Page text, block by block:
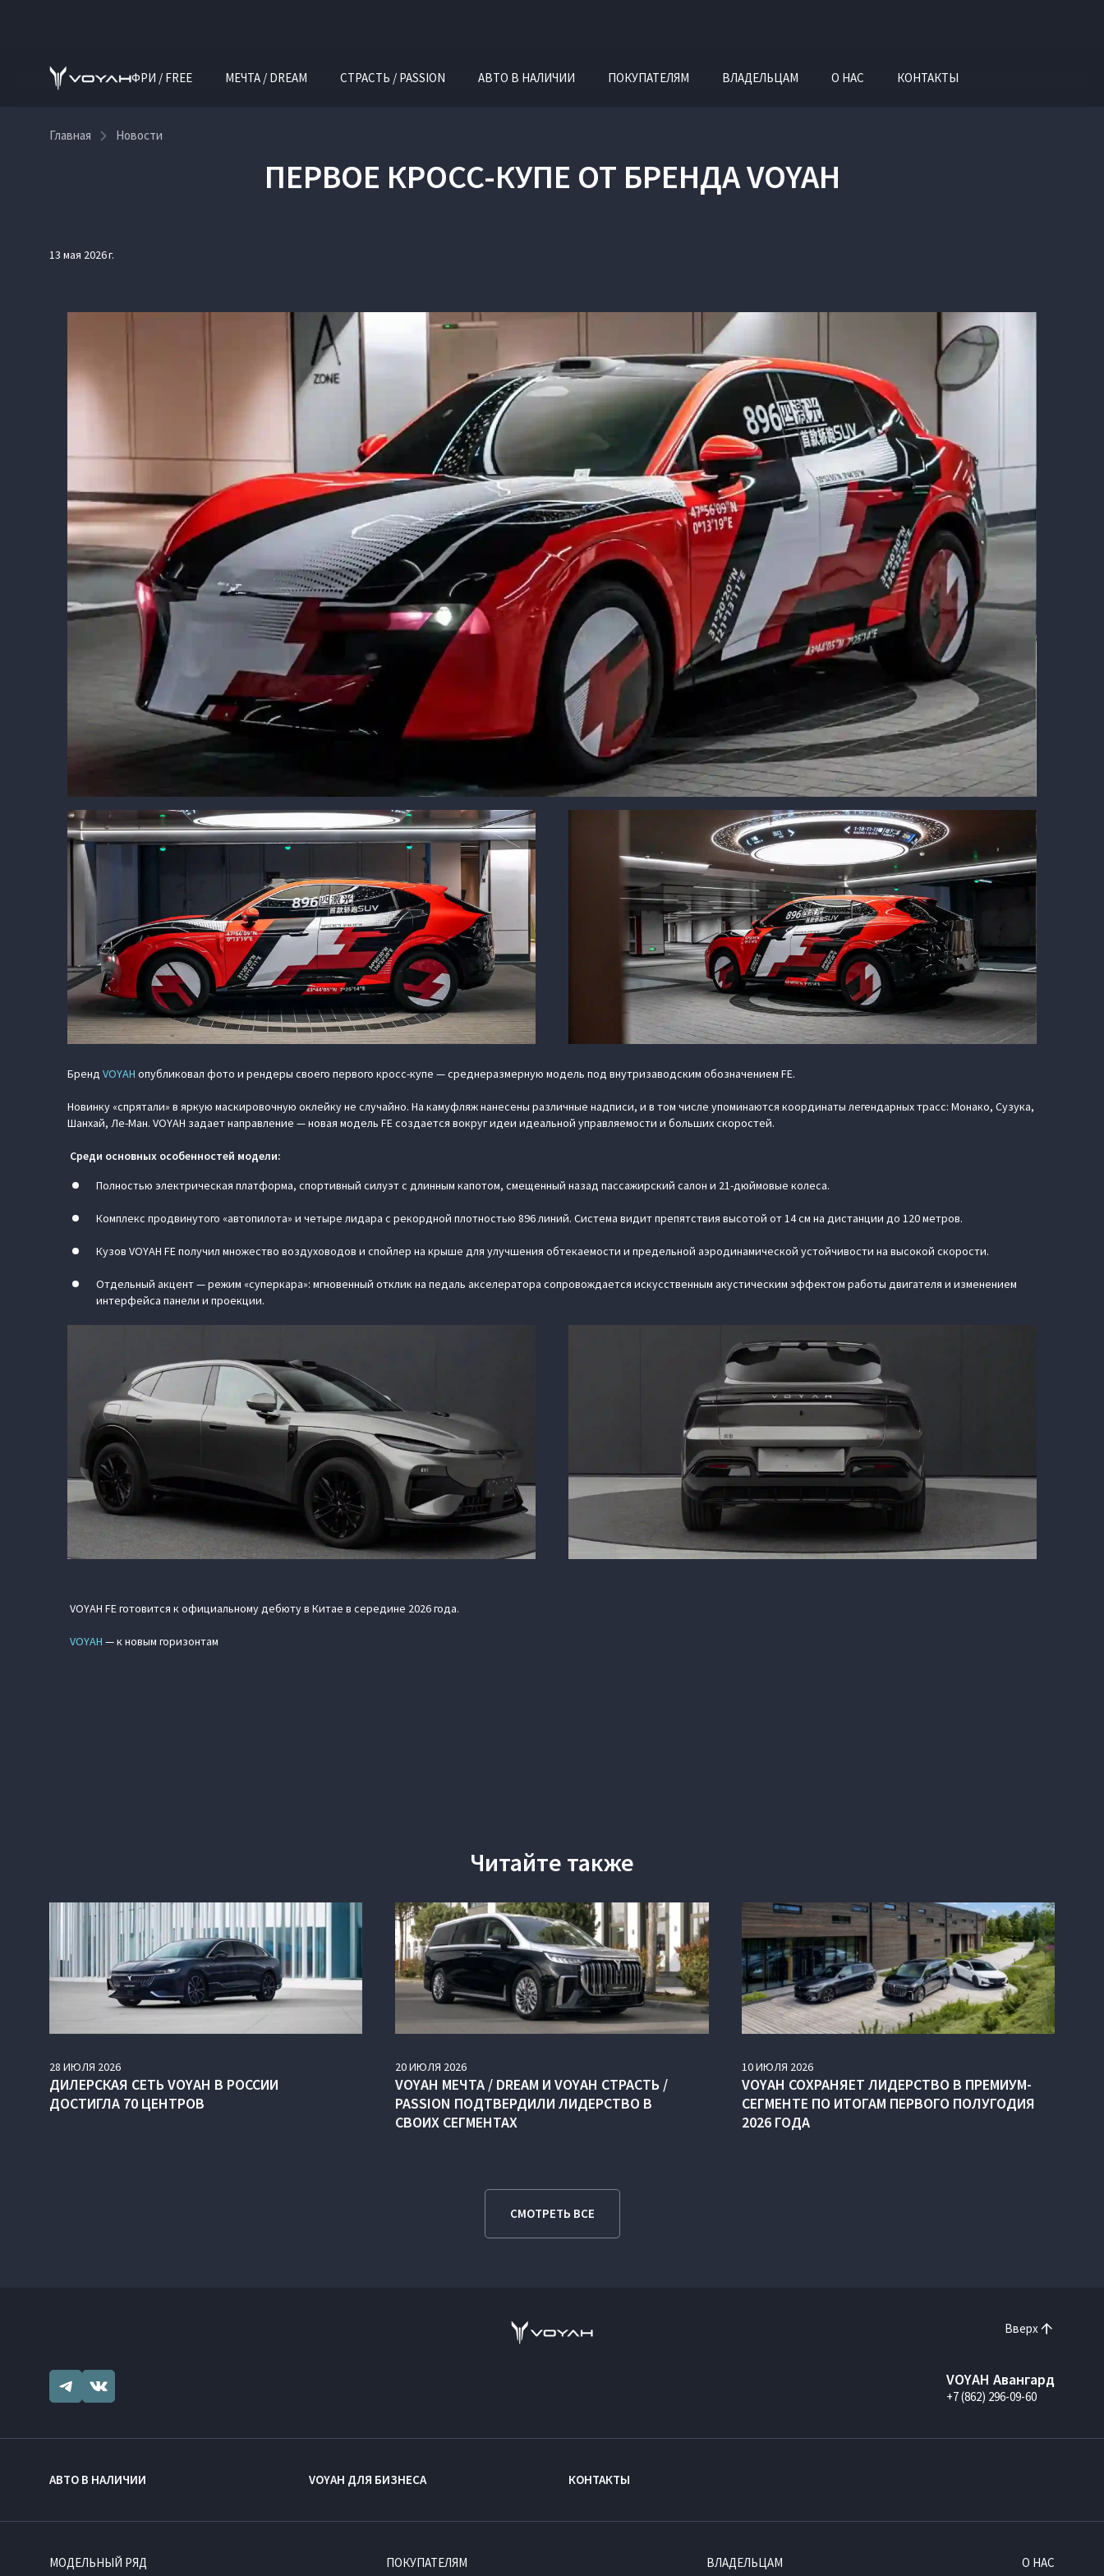
ФРИ / FREE МЕЧТА / DREAM СТРАСТЬ / PASSION АВТО В НАЛИЧИИ ПОКУПАТЕЛЯМ ВЛАДЕЛЬЦАМ О НАС КОНТАКТЫ
Главная Новости
ПЕРВОЕ КРОСС-КУПЕ ОТ БРЕНДА VOYAH
13 мая 2026 г.
Бренд VOYAH опубликовал фото и рендеры своего первого кросс-купе — среднеразмерную модель под внутризаводским обозначением FE.
Новинку «спрятали» в яркую маскировочную оклейку не случайно. На камуфляж нанесены различные надписи, и в том числе упоминаются координаты легендарных трасс: Монако, Сузука,
Шанхай, Ле-Ман. VOYAH задает направление — новая модель FE создается вокруг идеи идеальной управляемости и больших скоростей.
Среди основных особенностей модели:
Полностью электрическая платформа, спортивный силуэт с длинным капотом, смещенный назад пассажирский салон и 21-дюймовые колеса.
Комплекс продвинутого «автопилота» и четыре лидара с рекордной плотностью 896 линий. Система видит препятствия высотой от 14 см на дистанции до 120 метров.
Кузов VOYAH FE получил множество воздуховодов и спойлер на крыше для улучшения обтекаемости и предельной аэродинамической устойчивости на высокой скорости.
Отдельный акцент — режим «суперкара»: мгновенный отклик на педаль акселератора сопровождается искусственным акустическим эффектом работы двигателя и изменением
интерфейса панели и проекции.
VOYAH FE готовится к официальному дебюту в Китае в середине 2026 года.
VOYAH — к новым горизонтам
Читайте также
28 ИЮЛЯ 2026
ДИЛЕРСКАЯ СЕТЬ VOYAH В РОССИИ
ДОСТИГЛА 70 ЦЕНТРОВ
20ИЮЛЯ 2026
VOYAH МЕЧТА / DREAM И VOYAH СТРАСТЬ /
PASSION ПОДТВЕРДИЛИ ЛИДЕРСТВО В
СВОИХ СЕГМЕНТАХ
10ИЮЛЯ 2026
VOYAH СОХРАНЯЕТ ЛИДЕРСТВО В ПРЕМИУМ-
СЕГМЕНТЕ ПО ИТОГАМ ПЕРВОГО ПОЛУГОДИЯ
2026 ГОДА
СМОТРЕТЬ ВСЕ
Вверх
VOYAH Авангард
+7 (862) 296-09-60
АВТО В НАЛИЧИИ VOYAH ДЛЯ БИЗНЕСА КОНТАКТЫ
МОДЕЛЬНЫЙ РЯД ПОКУПАТЕЛЯМ ВЛАДЕЛЬЦАМ О НАС